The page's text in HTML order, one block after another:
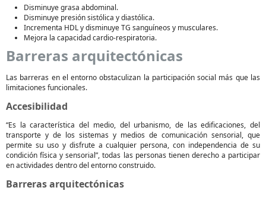
Disminuye grasa abdominal.
Disminuye presión sistólica y diastólica.
Incrementa HDL y disminuye TG sanguíneos y musculares.
Mejora la capacidad cardio-respiratoria.
Barreras arquitectónicas
Las barreras en el entorno obstaculizan la participación social más que las
limitaciones funcionales.
Accesibilidad
“Es la característica del medio, del urbanismo, de las edificaciones, del
transporte y de los sistemas y medios de comunicación sensorial, que
permite su uso y disfrute a cualquier persona, con independencia de su
condición física y sensorial”, todas las personas tienen derecho a participar
en actividades dentro del entorno construido.
Barreras arquitectónicas